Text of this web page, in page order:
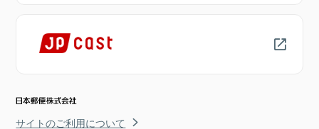
サイトのご利用について